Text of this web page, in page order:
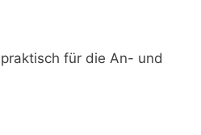
für die An- und